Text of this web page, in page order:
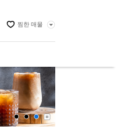
찜한 매물